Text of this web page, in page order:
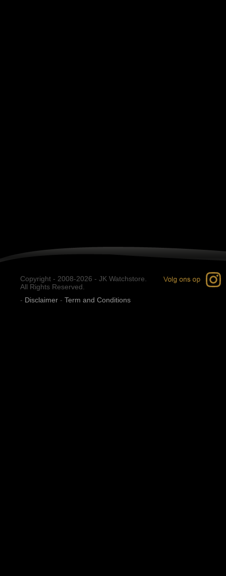
Copyright - 2008-2026 - JK Watchstore.
All Rights Reserved.
- Disclaimer - Term and Conditions